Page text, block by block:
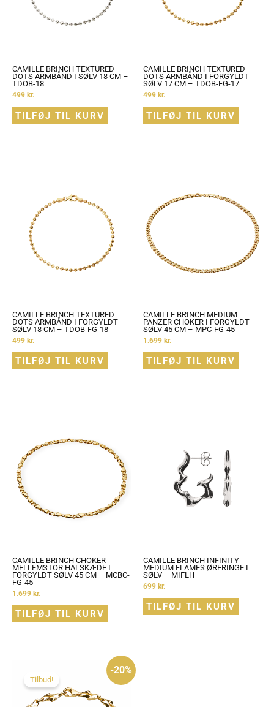
CAMILLE BRINCH TEXTURED
DOTS ARMBÅND I SØLV 18 CM –
TDOB-18
499 kr.
TILFØJ TIL KURV
CAMILLE BRINCH TEXTURED
DOTS ARMBÅND I FORGYLDT
SØLV 17 CM – TDOB-FG-17
499 kr.
TILFØJ TIL KURV
CAMILLE BRINCH TEXTURED
DOTS ARMBÅND I FORGYLDT
SØLV 18 CM – TDOB-FG-18
499 kr.
TILFØJ TIL KURV
CAMILLE BRINCH MEDIUM
PANZER CHOKER I FORGYLDT
SØLV 45 CM – MPC-FG-45
1.699 kr.
TILFØJ TIL KURV
CAMILLE BRINCH CHOKER
MELLEMSTOR HALSKÆDE I
FORGYLDT SØLV 45 CM – MCBC-
FG-45
1.699 kr.
TILFØJ TIL KURV
CAMILLE BRINCH INFINITY
MEDIUM FLAMES ØRERINGE I
SØLV – MIFLH
699 kr.
TILFØJ TIL KURV
-20%
Tilbud!
pris
var:
999 kr..
er:
799 kr..